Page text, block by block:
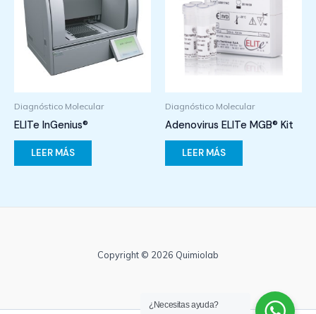
Diagnóstico Molecular
ELITe InGenius®
LEER MÁS
Diagnóstico Molecular
Adenovirus ELITe MGB® Kit
LEER MÁS
Copyright © 2026 Quimiolab
¿Necesitas ayuda?